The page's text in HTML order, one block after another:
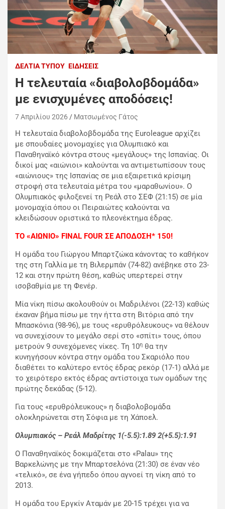
ΔΕΛΤΊΑ ΤΎΠΟΥ ΕΙΔΉΣΕΙΣ
Η τελευταία «διαβολοβδομάδα»
με ενισχυμένες αποδόσεις!
7 Απριλίου 2026 Ματσωμένος Γάτος
Η τελευταία διαβολοβδομάδα της Euroleague αρχίζει
με σπουδαίες μονομαχίες για Ολυμπιακό και
Παναθηναϊκό κόντρα στους «μεγάλους» της Ισπανίας. Οι
δικοί μας «αιώνιοι» καλούνται να αντιμετωπίσουν τους
«αιώνιους» της Ισπανίας σε μια εξαιρετικά κρίσιμη
στροφή στα τελευταία μέτρα του «μαραθωνίου». Ο
Ολυμπιακός φιλοξενεί τη Ρεάλ στο ΣΕΦ (21:15) σε μία
μονομαχία όπου οι Πειραιώτες καλούνται να
κλειδώσουν οριστικά το πλεονέκτημα έδρας.
ΤΟ «ΑΙΩΝΙΟ» FINAL FOUR ΣΕ ΑΠΟΔΟΣΗ* 150!
Η ομάδα του Γιώργου Μπαρτζώκα κάνοντας το καθήκον
της στη Γαλλία με τη Βιλερμπάν (74-82) ανέβηκε στο 23-
12 και στην πρώτη θέση, καθώς υπερτερεί στην
ισοβαθμία με τη Φενέρ.
Μία νίκη πίσω ακολουθούν οι Μαδριλένοι (22-13) καθώς
έκαναν βήμα πίσω με την ήττα στη Βιτόρια από την
Μπασκόνια (98-96), με τους «ερυθρόλευκους» να θέλουν
να συνεχίσουν το μεγάλο σερί στο «σπίτι» τους, όπου
μετρούν 9 συνεχόμενες νίκες. Τη 10η θα την
κυνηγήσουν κόντρα στην ομάδα του Σκαριόλο που
διαθέτει το καλύτερο εντός έδρας ρεκόρ (17-1) αλλά με
το χειρότερο εκτός έδρας αντίστοιχα των ομάδων της
πρώτης δεκάδας (5-12).
Για τους «ερυθρόλευκους» η διαβολοβομάδα
ολοκληρώνεται στη Σόφια με τη Χάποελ.
Ολυμπιακός – Ρεάλ Μαδρίτης 1(-5.5):1.89 2(+5.5):1.91
Ο Παναθηναϊκός δοκιμάζεται στο «Palau» της
Βαρκελώνης με την Μπαρτσελόνα (21:30) σε έναν νέο
«τελικό», σε ένα γήπεδο όπου αγνοεί τη νίκη από το
2013.
Η ομάδα του Εργκίν Αταμάν με 20-15 τρέχει για να